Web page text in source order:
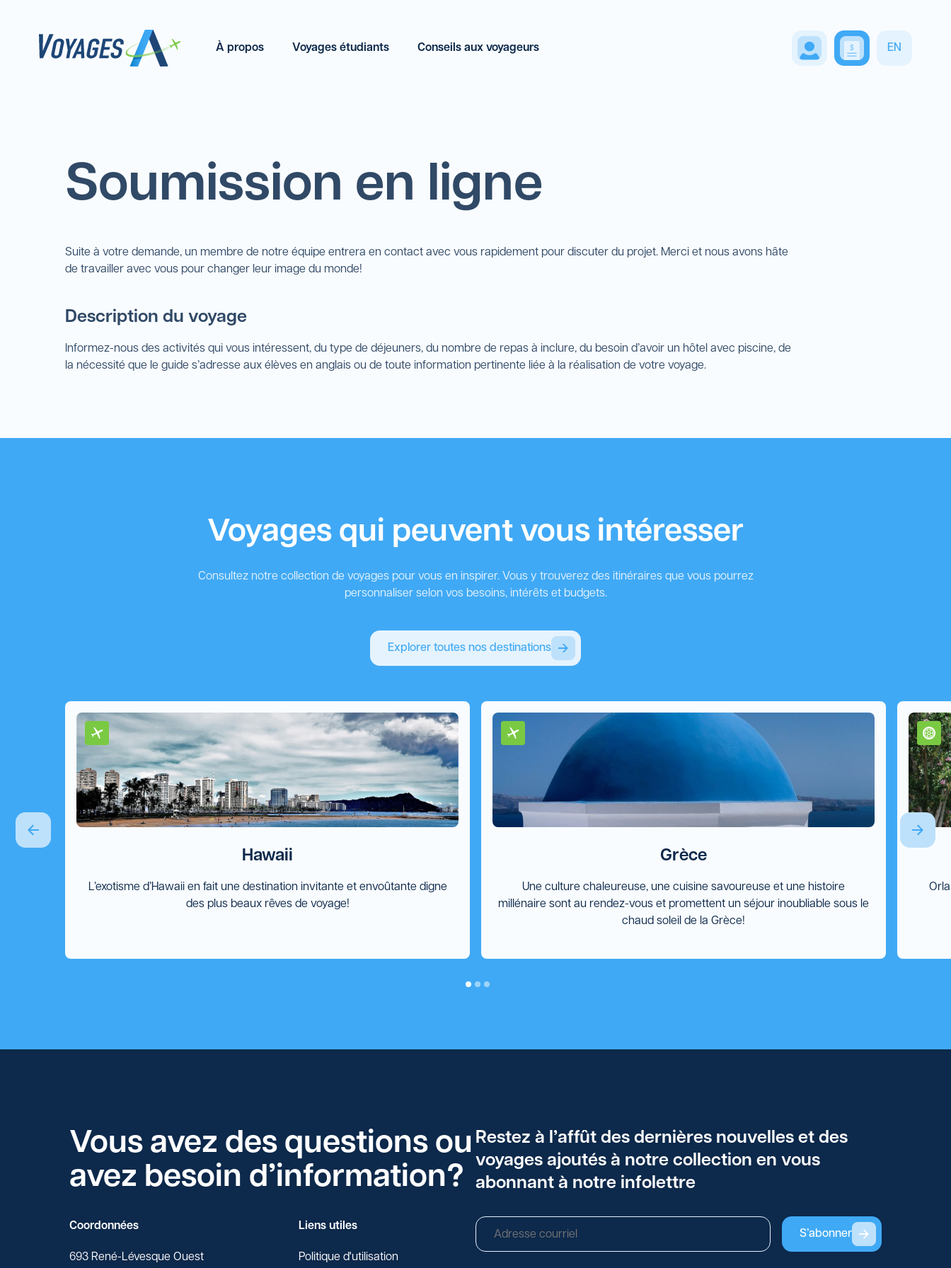
À propos Voyages étudiants Conseils aux voyageurs EN
Soumission en ligne
Suite à votre demande, un membre de notre équipe entrera en contact avec vous rapidement pour discuter du projet. Merci et nous avons hâte
de travailler avec vous pour changer leur image du monde!
Description du voyage
Informez-nous des activités qui vous intéressent, du type de déjeuners, du nombre de repas à inclure, du besoin d’avoir un hôtel avec piscine, de
la nécessité que le guide s’adresse aux élèves en anglais ou de toute information pertinente liée à la réalisation de votre voyage.
Voyages qui peuvent vous intéresser
Consultez notre collection de voyages pour vous en inspirer. Vous y trouverez des itinéraires que vous pourrez
personnaliser selon vos besoins, intérêts et budgets.
Explorer toutes nos destinations
Hawaii
L’exotisme d’Hawaii en fait une destination invitante et envoûtante digne
des plus beaux rêves de voyage!
Grèce
Une culture chaleureuse, une cuisine savoureuse et une histoire
millénaire sont au rendez-vous et promettent un séjour inoubliable sous le
chaud soleil de la Grèce!
Vous avez des questions ou
avez besoin d’information?
Coordonnées
693 René-Lévesque Ouest
Liens utiles
Politique d'utilisation
Restez à l’affût des dernières nouvelles et des
voyages ajoutés à notre collection en vous
abonnant à notre infolettre
S’abonner